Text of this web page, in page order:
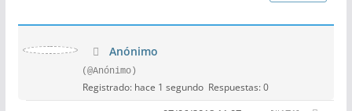
Anónimo
(@Anónimo)
Registrado: hace 1 segundo Respuestas: 0